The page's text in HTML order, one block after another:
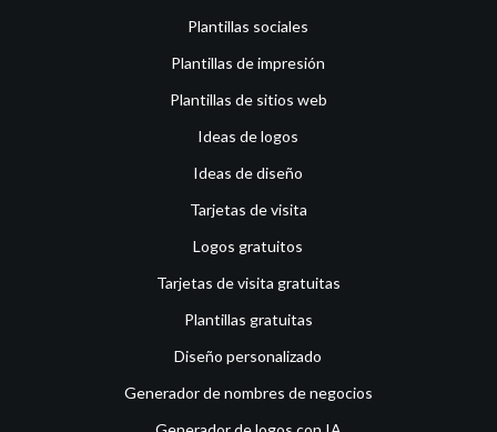
Plantillas sociales
Plantillas de impresión
Plantillas de sitios web
Ideas de logos
Ideas de diseño
Tarjetas de visita
Logos gratuitos
Tarjetas de visita gratuitas
Plantillas gratuitas
Diseño personalizado
Generador de nombres de negocios